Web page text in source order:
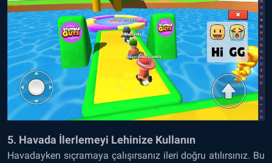
5. Havada İlerlemeyi Lehinize Kullanın
Havadayken sıçramaya çalışırsanız ileri doğru atılırsınız. Bu